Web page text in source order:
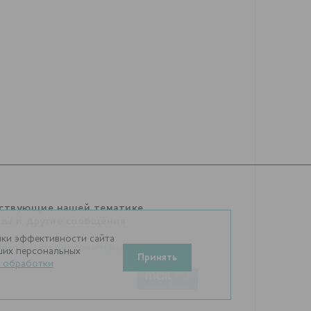
нашей тематике
персональных
эффективности сайта
персональных
обработки
Принять